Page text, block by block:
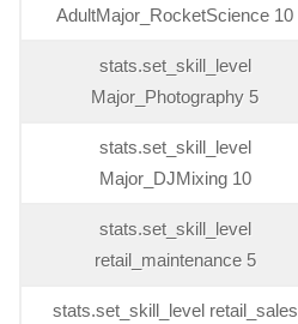
AdultMajor_RocketScience 10
stats.set_skill_level
Major_Photography 5
stats.set_skill_level
Major_DJMixing 10
stats.set_skill_level
retail_maintenance 5
stats.set_skill_level retail_sales